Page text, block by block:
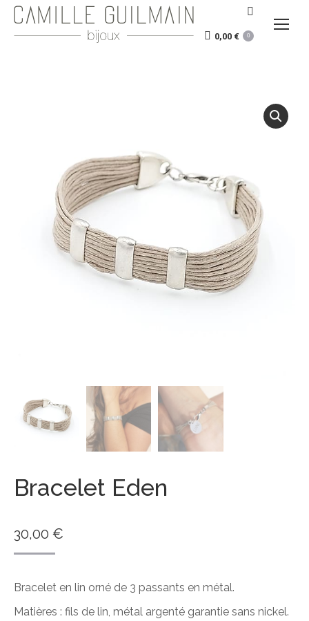
Recherche
:
0,00 € 0
Bracelet Eden
30,00 €
Bracelet en lin orné de 3 passants en métal.
Matières : fils de lin, métal argenté garantie sans nickel.